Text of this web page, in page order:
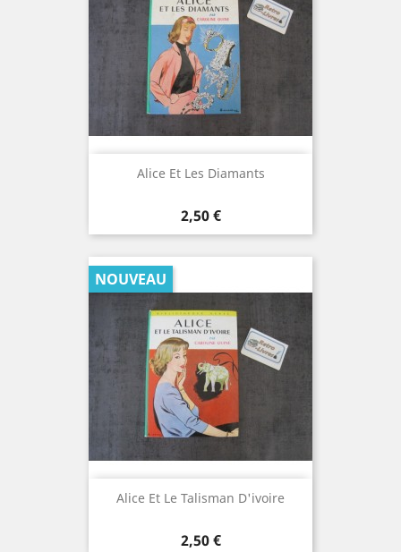
Alice Et Les Diamants
Prix
2,50 €
Alice Et Le Talisman D'ivoire
Prix
2,50 €
NOUVEAU